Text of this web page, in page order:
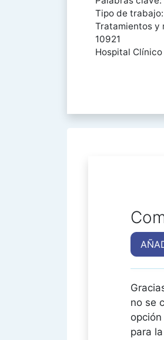
Tipo de
Tratamientos y
10921
Hospital
no se
para